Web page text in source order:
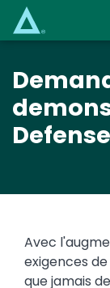
Defense
Avec
exigences
que jamais